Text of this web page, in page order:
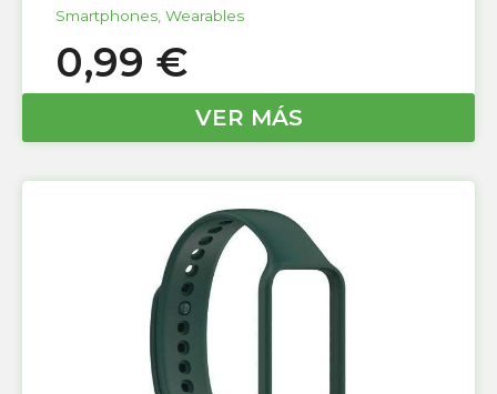
Smartphones Wearables
0,99 €
VER MÁS